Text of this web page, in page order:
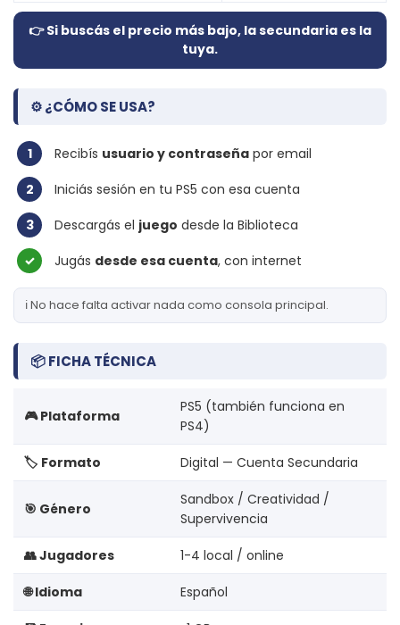
👉 Si buscás el precio más bajo, la secundaria es la
tuya.
⚙️ ¿CÓMO SE USA?
1 Recibís usuario y contraseña por email
2
Iniciás sesión en tu PS5 con esa cuenta
3
Descargás el juego desde la Biblioteca
✓
Jugás desde esa cuenta, con internet
ℹ️ No hace falta activar nada como consola principal.
📦 FICHA TÉCNICA
🎮 Plataforma
PS5 (también funciona en
PS4)
🏷️ Formato Digital — Cuenta Secundaria
🎯 Género
Sandbox / Creatividad /
Supervivencia
👥 Jugadores 1-4 local / online
🌐 Idioma Español